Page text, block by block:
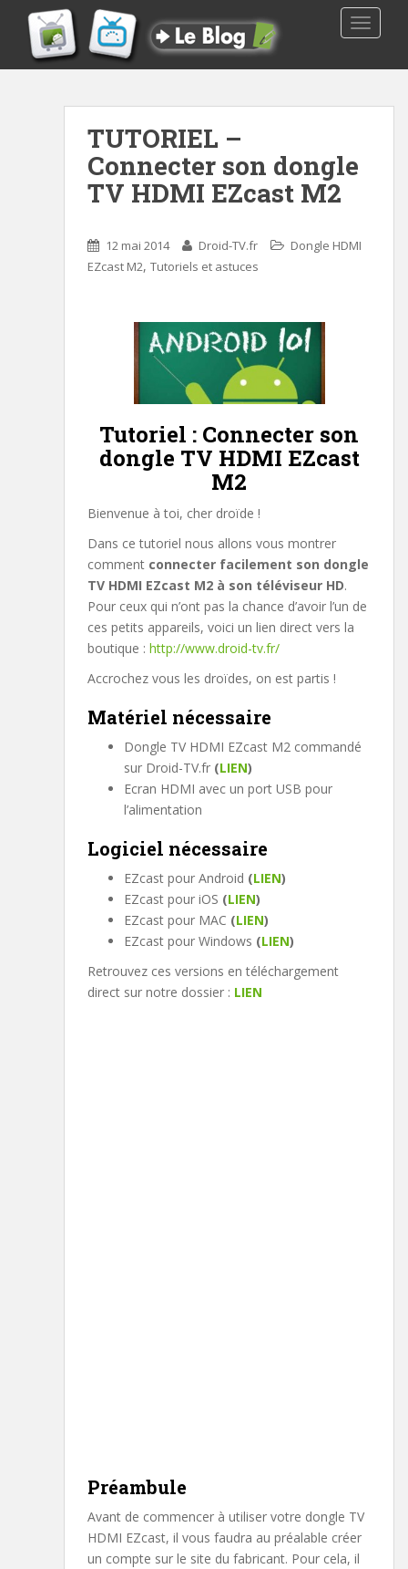
TUTORIEL –
Connecter son dongle
TV HDMI EZcast M2
12 mai 2014 Droid-TV.fr
Dongle HDMI
EZcast M2, Tutoriels et astuces
Tutoriel : Connecter son
dongle TV HDMI EZcast
M2
Bienvenue à toi, cher droïde !
Dans ce tutoriel nous allons vous montrer
comment connecter facilement son dongle
TV HDMI EZcast M2 à son téléviseur HD.
Pour ceux qui n’ont pas la chance d’avoir l’un de
ces petits appareils, voici un lien direct vers la
boutique : http://www.droid-tv.fr/
Accrochez vous les droïdes, on est partis !
Matériel nécessaire
Dongle TV HDMI EZcast M2 commandé
sur Droid-TV.fr (LIEN)
Ecran HDMI avec un port USB pour
l’alimentation
Logiciel nécessaire
EZcast pour Android (LIEN)
EZcast pour iOS (LIEN)
EZcast pour MAC (LIEN)
EZcast pour Windows (LIEN)
Retrouvez ces versions en téléchargement
direct sur notre dossier : LIEN
Préambule
Avant de commencer à utiliser votre dongle TV
HDMI EZcast, il vous faudra au préalable créer
un compte sur le site du fabricant. Pour cela, il